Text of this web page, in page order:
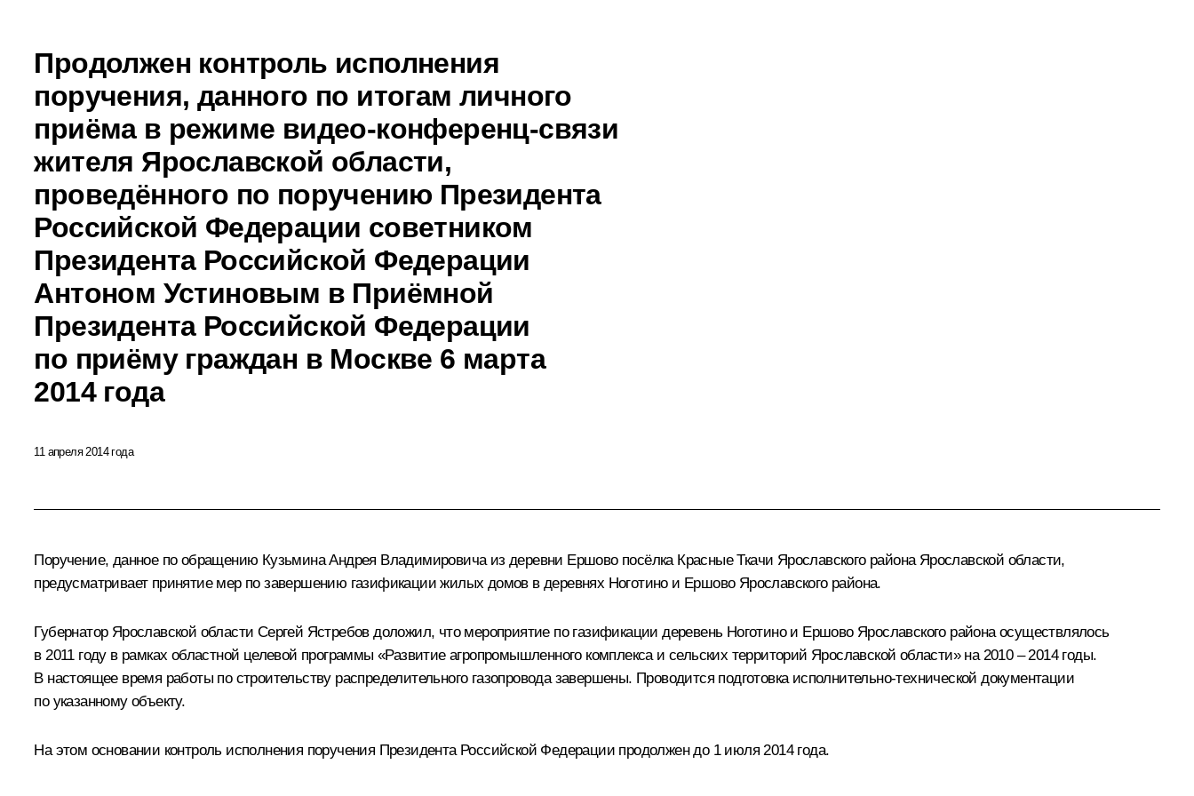
Продолжен контроль исполнения
поручения, данного по итогам личного
приёма в режиме видео-конференц-связи
жителя Ярославской области,
проведённого по поручению Президента
Российской Федерации советником
Президента Российской Федерации
Антоном Устиновым в Приёмной
Президента Российской Федерации
по приёму граждан в Москве 6 марта
2014 года
11 апреля 2014 года
Поручение, данное по обращению Кузьмина Андрея Владимировича из деревни Ершово посёлка Красные Ткачи Ярославского района Ярославской области,
предусматривает принятие мер по завершению газификации жилых домов в деревнях Ноготино и Ершово Ярославского района.
Губернатор Ярославской области Сергей Ястребов доложил, что мероприятие по газификации деревень Ноготино и Ершово Ярославского района осуществлялось
в 2011 году в рамках областной целевой программы «Развитие агропромышленного комплекса и сельских территорий Ярославской области» на 2010 – 2014 годы.
В настоящее время работы по строительству распределительного газопровода завершены. Проводится подготовка исполнительно-технической документации
по указанному объекту.
На этом основании контроль исполнения поручения Президента Российской Федерации продолжен до 1 июля 2014 года.